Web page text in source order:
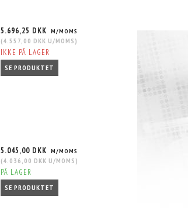
5.696,25 DKK M/MOMS
(4.557,00 DKK U/MOMS )
IKKE PÅ LAGER
SE PRODUKTET
5.045,00 DKK M/MOMS
(4.036,00 DKK U/MOMS )
PÅ LAGER
SE PRODUKTET